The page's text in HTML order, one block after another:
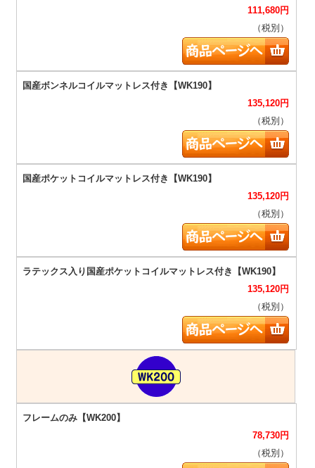
111,680円
（税別）
135,120円
（税別）
135,120円
（税別）
135,120円
（税別）
78,730円
（税別）